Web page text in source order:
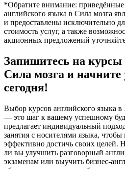
*Обратите внимание:
английского языка в Сила мозга
и предоставлены исключительно
стоимость услуг, а также
акционных предложений
Запишитесь на курсы
Сила мозга и
сегодня!
Выбор курсов английского языка в
— это шаг к вашему успешному
предлагает индивидуальный
занятия с носителями языка,
эффективно достичь своих целей.
ли вы улучшить разговорный
экзаменам или выучить бизнес-